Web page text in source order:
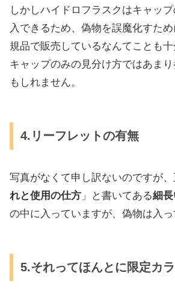
しかしハイドロフラスクはキャッ
入できるため、偽物を誤魔化すた
規品で販売しているなんてことも十
キャップのみの見分け方ではあま
もしれません。
4.リーフレットの有無
写真がなくて申し訳ないのですが、
れと使用の仕方 」と書いてある細
の中に入っていますが、偽物は入っ
5.それってほんとに限定カ